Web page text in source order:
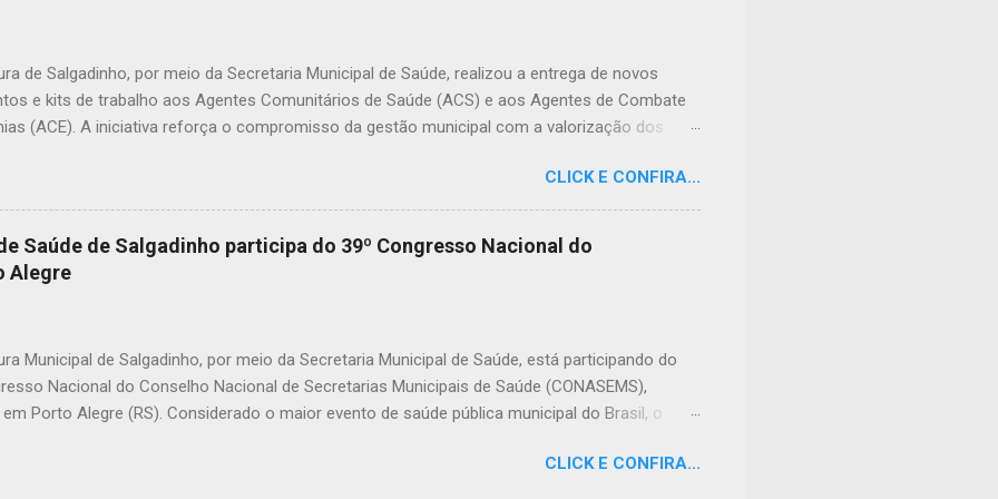
anos, além de mult...
de Salgadinho, por meio da Secretaria Municipal de Saúde, realizou a entrega de novos
e kits de trabalho aos Agentes Comunitários de Saúde (ACS) e aos Agentes de Combate
(ACE). A iniciativa reforça o compromisso da gestão municipal com a valorização dos
das famílias em todas as comunidades do município. Os kits foram preparados para
mais organização, identificação e melhores condições de trabalho, contribuindo para o
das ações desenvolvidas diariamente pelos agentes. Durante a entrega, o prefeito Erivan
a importância de investir nos profissionais que estão na linha de frente da saúde pública.
nossos agentes é reconhecer o papel essencial que eles desempenham junto à população.
CLICK E CONFIRA...
Saúde de Salgadinho participa do 39º Congresso Nacional do
Alegre
Municipal de Salgadinho, por meio da Secretaria Municipal de Saúde, está participando do
Nacional do Conselho Nacional de Secretarias Municipais de Saúde (CONASEMS),
Porto Alegre (RS). Considerado o maior evento de saúde pública municipal do Brasil, o
desafios e avanços do Sistema Único de Saúde (SUS). Durante o evento, são promovidos
CLICK E CONFIRA...